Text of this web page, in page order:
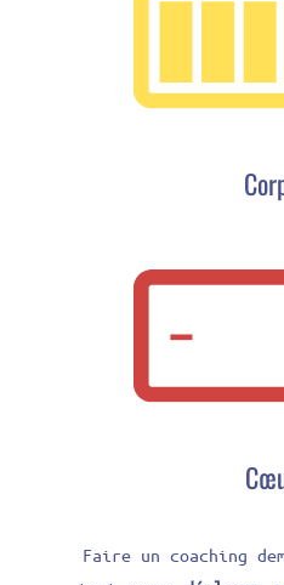
Faire un coaching